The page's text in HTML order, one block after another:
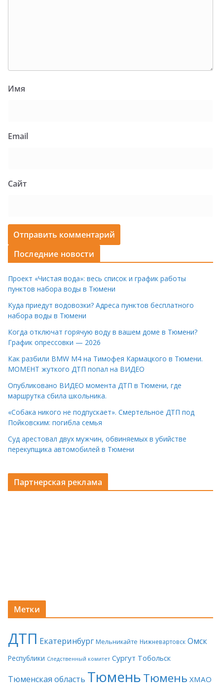
Имя
Email
Сайт
Последние новости
Проект «Чистая вода»: весь список и график работы
пунктов набора воды в Тюмени
Куда приедут водовозки? Адреса пунктов бесплатного
набора воды в Тюмени
Когда отключат горячую воду в вашем доме в Тюмени?
График опрессовки — 2026
Как разбили BMW M4 на Тимофея Кармацкого в Тюмени.
МОМЕНТ жуткого ДТП попал на ВИДЕО
Опубликовано ВИДЕО момента ДТП в Тюмени, где
маршрутка сбила школьника.
«Собака никого не подпускает». Смертельное ДТП под
Пойковским: погибла семья
Суд арестовал двух мужчин, обвиняемых в убийстве
перекупщика автомобилей в Тюмени
Партнерская реклама
Метки
ДТП Екатеринбург Мельникайте Нижневартовск Омск
Республики Следственный комитет Сургут Тобольск
Тюменская область ТюменьТюмень ХМАО